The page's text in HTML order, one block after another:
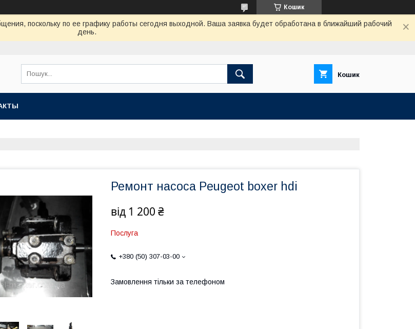
Кошик
поскольку по ее графику работы сегодня выходной. Ваша заявка будет обработана в ближайший рабочий
день.
Кошик
Ремонт насоса Peugeot boxer hdi
від 1 200 ₴
Послуга
+380 (50) 307-03-00
Замовлення тільки за телефоном